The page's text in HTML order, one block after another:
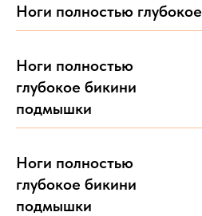
Ноги полностью глубокое
Ноги полностью
глубокое бикини
подмышки
Ноги полностью
глубокое бикини
подмышки